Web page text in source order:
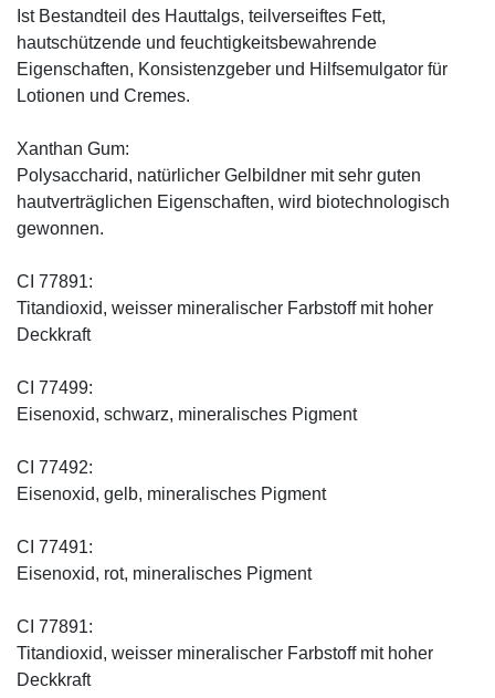
Ist Bestandteil des Hauttalgs, teilverseiftes Fett,
hautschützende und feuchtigkeitsbewahrende
Eigenschaften, Konsistenzgeber und Hilfsemulgator für
Lotionen und Cremes.
Xanthan Gum:
Polysaccharid, natürlicher Gelbildner mit sehr guten
hautverträglichen Eigenschaften, wird biotechnologisch
gewonnen.
CI 77891:
Titandioxid, weisser mineralischer Farbstoff mit hoher
Deckkraft
CI 77499:
Eisenoxid, schwarz, mineralisches Pigment
CI 77492:
Eisenoxid, gelb, mineralisches Pigment
CI 77491:
Eisenoxid, rot, mineralisches Pigment
CI 77891:
Titandioxid, weisser mineralischer Farbstoff mit hoher
Deckkraft